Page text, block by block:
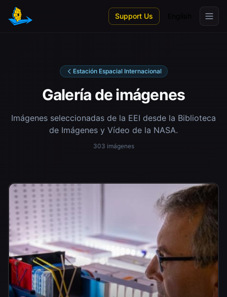
Skip to main content
Support Us
Estación Espacial Internacional
Galería de imágenes
Imágenes seleccionadas de la EEI desde la Biblioteca
de Imágenes y Vídeo de la NASA.
303 imágenes